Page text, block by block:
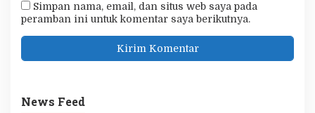
Simpan nama, email, dan situs web saya pada
peramban ini untuk komentar saya berikutnya.
News Feed